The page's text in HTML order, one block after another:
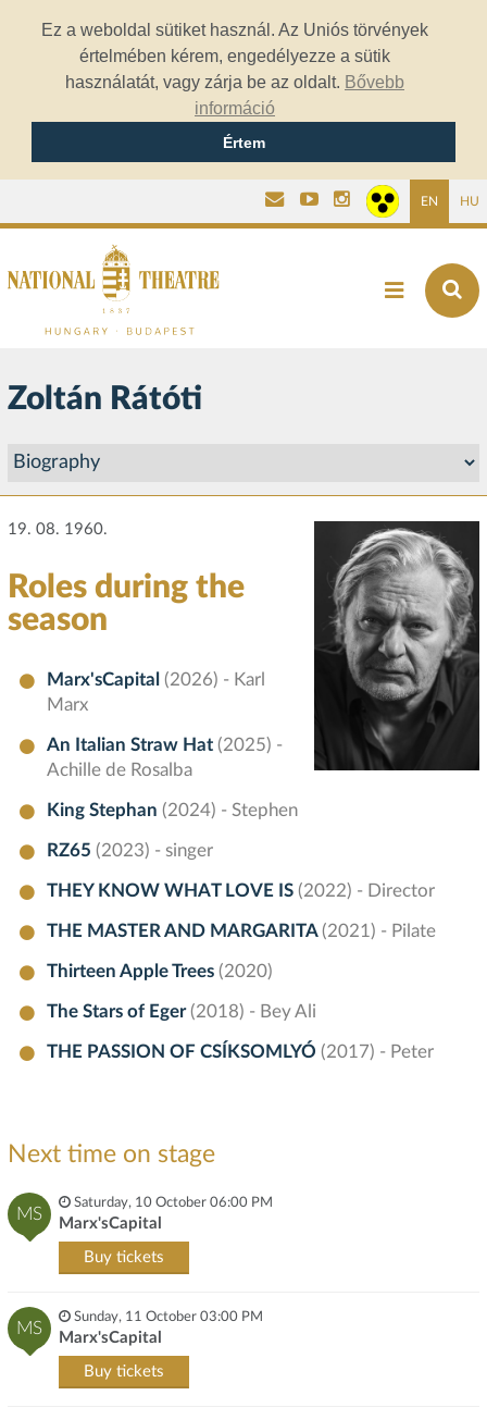
Ez a weboldal sütiket használ. Az Uniós törvények
értelmében kérem, engedélyezze a sütik
használatát, vagy zárja be az oldalt. Bővebb
információ
Értem
EN HU
Zoltán Rátóti
19. 08. 1960.
Roles during the
season
Marx'sCapital (2026) - Karl
Marx
An Italian Straw Hat (2025) -
Achille de Rosalba
King Stephan (2024) - Stephen
RZ65 (2023) - singer
THEY KNOW WHAT LOVE IS (2022) - Director
THE MASTER AND MARGARITA(2021) - Pilate
Thirteen Apple Trees (2020)
The Stars of Eger(2018) - Bey Ali
THE PASSION OF CSÍKSOMLYÓ (2017) - Peter
Next time on stage
MS
Saturday, 10 October 06:00 PM
Marx'sCapital
Buy tickets
MS
Sunday, 11 October 03:00 PM
Marx'sCapital
Buy tickets